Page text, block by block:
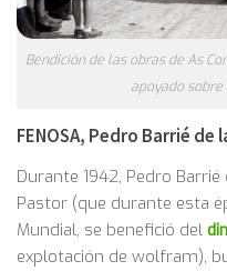
Bendición de las obras de As
apoyado sobre
FENOSA, Pedro Barrié
Durante 1942, Pedro
Pastor (que durante esta
Mundial, se benefició del
explotación de wolfram),